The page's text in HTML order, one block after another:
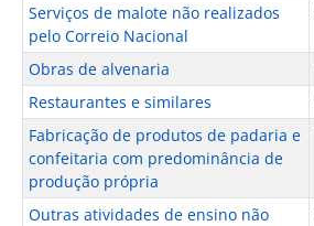
Serviços de malote não realizados
pelo Correio Nacional
Obras de alvenaria
Restaurantes e similares
Fabricação de produtos de padaria e
confeitaria com predominância de
produção própria
Outras atividades de ensino não